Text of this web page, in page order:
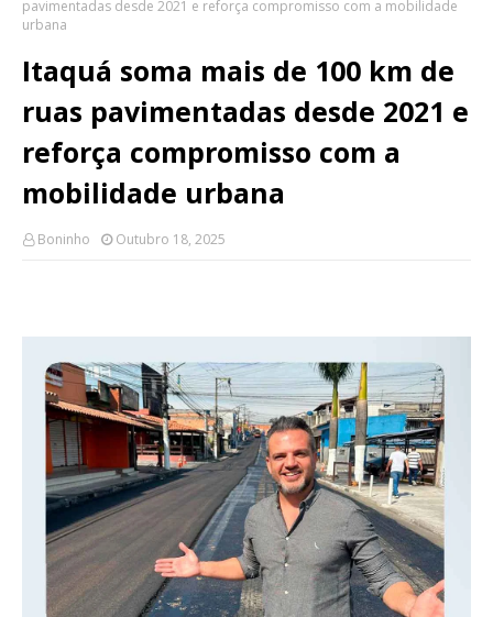
pavimentadas desde 2021 e reforça compromisso com a mobilidade
urbana
Itaquá soma mais de 100 km de
ruas pavimentadas desde 2021 e
reforça compromisso com a
mobilidade urbana
Boninho Outubro 18, 2025